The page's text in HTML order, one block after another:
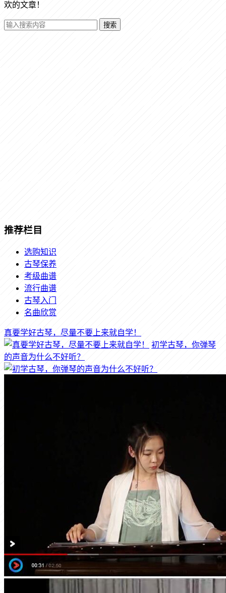
欢的文章！
搜索
推荐栏目
选购知识
古琴保养
考级曲谱
流行曲谱
古琴入门
名曲欣赏
真要学好古琴，尽量不要上来就自学！
初学古琴，你弹琴
的声音为什么不好听？